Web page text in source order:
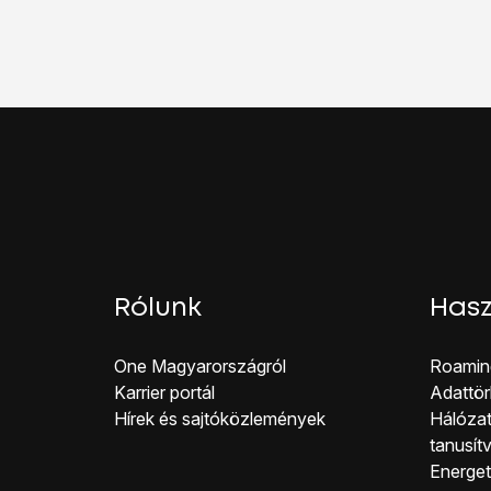
Rólunk
One Magyar országról
Karrier portál
Hírek és sajtóközlemények